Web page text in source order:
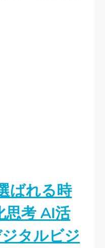
ばれる時
思考 AI活
タルビジ